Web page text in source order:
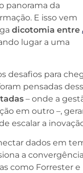
panorama da
E isso vem
dicotomia entre
lugar a uma
desafios para
pensadas
– onde a
em outro –,
escalar a
dados em
a
como Forrester e